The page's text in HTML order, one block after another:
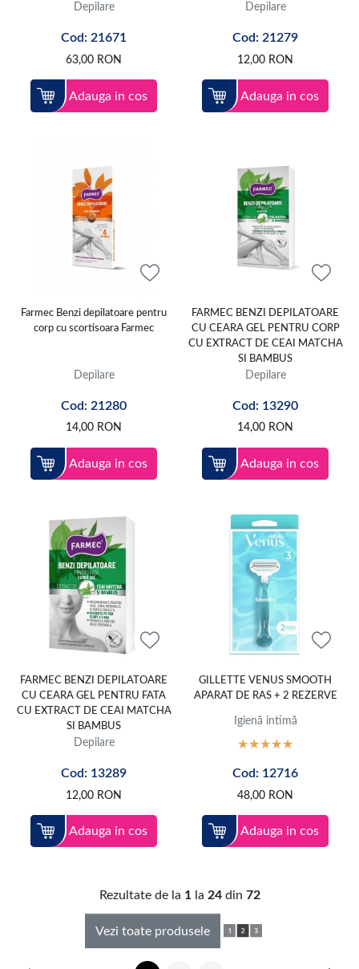
Depilare
Cod: 21671
63,00 RON
Adauga in cos
Depilare
Cod: 21279
12,00 RON
Adauga in cos
Farmec Benzi depilatoare pentru
corp cu scortisoara Farmec
Depilare
Cod: 21280
14,00 RON
Adauga in cos
FARMEC BENZI DEPILATOARE
CU CEARA GEL PENTRU CORP
CU EXTRACT DE CEAI MATCHA
SI BAMBUS
Depilare
Cod: 13290
14,00 RON
Adauga in cos
FARMEC BENZI DEPILATOARE
CU CEARA GEL PENTRU FATA
CU EXTRACT DE CEAI MATCHA
SI BAMBUS
Depilare
Cod: 13289
12,00 RON
Adauga in cos
GILLETTE VENUS SMOOTH
APARAT DE RAS + 2 REZERVE
Igienă intimă
Cod: 12716
48,00 RON
Adauga in cos
Rezultate de la 1la 24din 72
Vezi toate produsele